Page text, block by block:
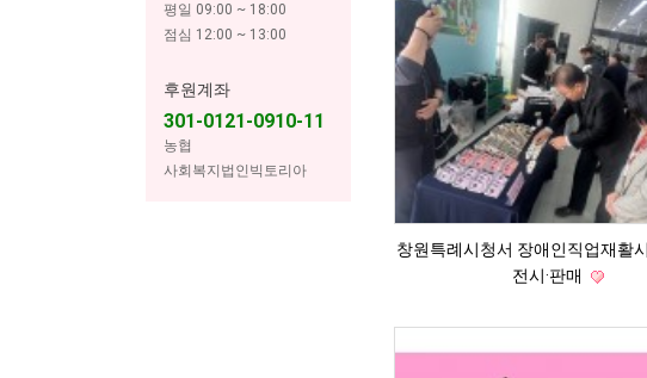
평일 09:00 ~ 18:00
점심 12:00 ~ 13:00
후원계좌
301-0121-0910-11
농협
사회복지법인빅토리아
창원특례시청서 장애인직업재활
전시·판매